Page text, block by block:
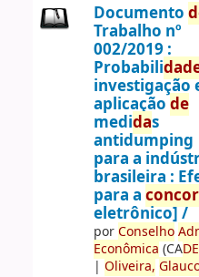
Documento
Trabalho nº
002/2019 :
Probabilida
investigação
aplicação de
medidas
antidumping
para a
brasileira :
para a
eletrônico] /
porConselho
Econômica (CADE
| Oliveira,